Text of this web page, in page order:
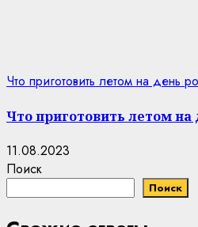
Что приготовить летом на день
Что приготовить летом
11.08.2023
Поиск
Поиск